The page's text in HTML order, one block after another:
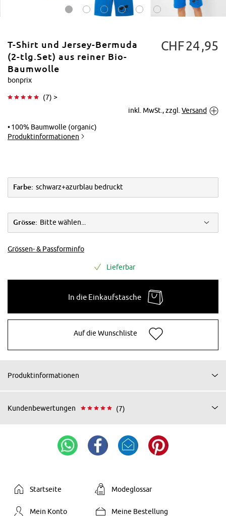
T-Shirt und Jersey-Bermuda
(2-tlg.Set) aus reiner Bio-
Baumwolle
bonprix
(7) >
CHF24 95
inkl. MwSt., zzgl. Versand
100% Baumwolle (organic)
Produktinformationen
Farbe: schwarz+azurblau bedruckt
Grösse: Bitte wählen...
Grössen- & Passforminfo
Lieferbar
In die Einkaufstasche
Auf die Wunschliste
Produktinformationen
Kundenbewertungen (7)
Startseite Modeglossar
Mein Konto Meine Bestellung